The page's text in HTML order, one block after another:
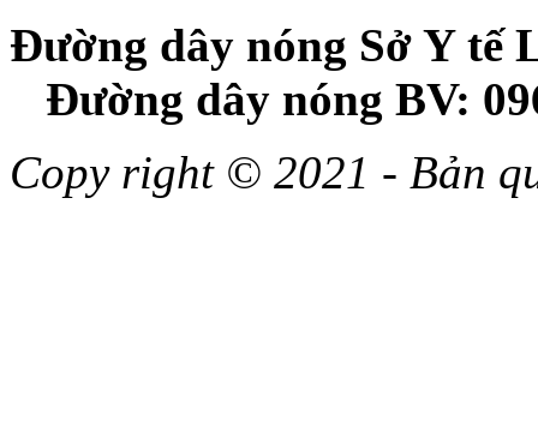
Đường dây nóng Sở
Đường dây nóng BV:
Copy right © 2021 - Bản